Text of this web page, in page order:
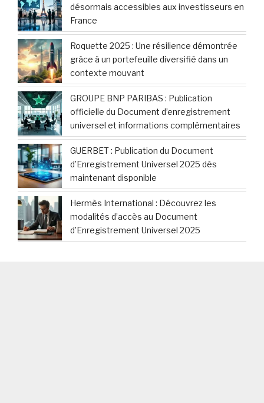
désormais accessibles aux investisseurs en
France
Roquette 2025 : Une résilience démontrée
grâce à un portefeuille diversifié dans un
contexte mouvant
GROUPE BNP PARIBAS : Publication
officielle du Document d’enregistrement
universel et informations complémentaires
GUERBET : Publication du Document
d’Enregistrement Universel 2025 dès
maintenant disponible
Hermès International : Découvrez les
modalités d’accès au Document
d’Enregistrement Universel 2025